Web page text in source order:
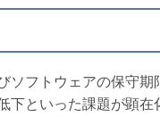
ソフトウェアの保守
下といった課題が顕